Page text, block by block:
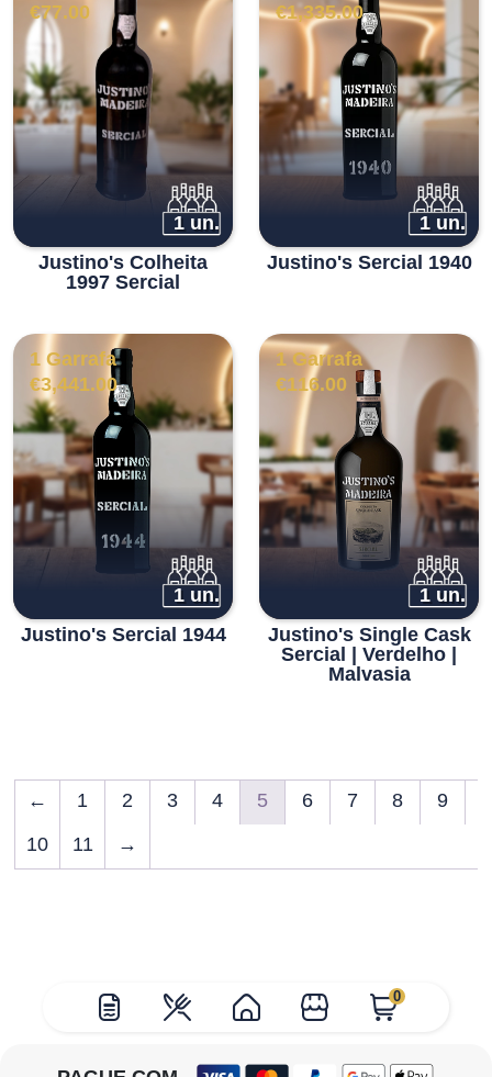
0
€77.00
1 un.
Justino's Colheita
1997 Sercial
€1,335.00
1 un.
Justino's Sercial 1940
1 Garrafa
€3,441.00
1 un.
Justino's Sercial 1944
1 Garrafa
€116.00
1 un.
Justino's Single Cask
Sercial | Verdelho |
Malvasia
← 1 2 3 4 5 6 7 8
9
10
11 →